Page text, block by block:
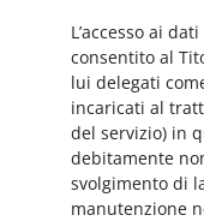
L’accesso ai
consentito al
lui delegati
incaricati al
del servizio) in
debitamente
svolgimento di
manutenzione